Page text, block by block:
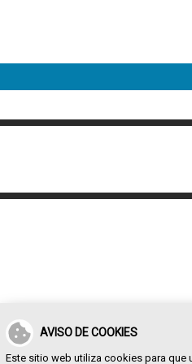
AVISO DE COOKIES
Este sitio web utiliza cookies para que